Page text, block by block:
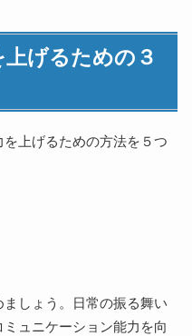
げるための３
上げるための方法を５つ
しょう。日常の振る舞い
ュニケーション能力を向